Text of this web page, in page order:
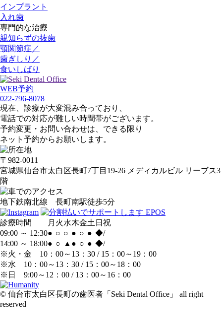
インプラント
入れ歯
専門的な治療
親知らずの抜歯
顎関節症／
歯ぎしり／
食いしばり
WEB予約
022-796-8078
現在、診療が大変混み合っており、
電話での対応が難しい時間帯がございます。
予約変更・お問い合わせは、できる限り
ネット予約からお願いします。
〒982-0011
宮城県仙台市太白区長町7丁目19-26 メディカルビル リーブス3
階
地下鉄南北線 長町南駅徒歩5分
診療時間 月 火水木金土 日 祝
09:00 ～ 12:30● ○ ○ ● ○ ● ◆/
14:00 ～ 18:00● ○ ▲ ● ○ ● ◆/
※火・金 10：00～13：30 / 15：00～19：00
※水 10：00～13：30 / 15：00～18：00
※日 9:00～12：00 / 13：00～16：00
© 仙台市太白区長町の歯医者「Seki Dental Office」 all right
reserved